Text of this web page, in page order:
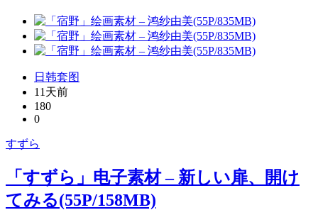
日韩套图
11天前
180
0
すずら
「すずら」电子素材 – 新しい扉、開け
てみる(55P/158MB)